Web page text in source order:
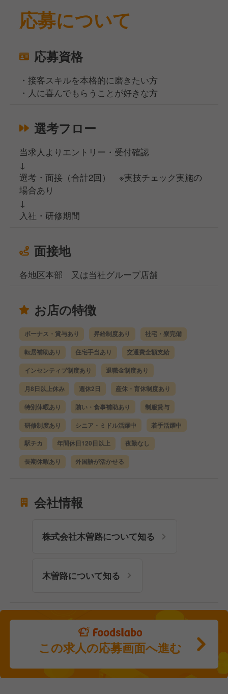
応募について
応募資格
・接客スキルを本格的に磨きたい方
・人に喜んでもらうことが好きな方
選考フロー
当求人よりエントリー・受付確認
↓
選考・面接（合計2回） ※実技チェック実施の
場合あり
↓
入社・研修期間
面接地
各地区本部 又は当社グループ店舗
お店の特徴
ボーナス・賞与あり 昇給制度あり 社宅・寮完備
転居補助あり 住宅手当あり 交通費全額支給
インセンティブ制度あり 退職金制度あり
月8日以上休み 週休2日 産休・育休制度あり
特別休暇あり 賄い・食事補助あり 制服貸与
研修制度あり シニア・ミドル活躍中 若手活躍中
駅チカ 年間休日120日以上 夜勤なし
長期休暇あり 外国語が活かせる
会社情報
株式会社木曽路について知る
木曽路について知る
この求人の応募画面へ進む